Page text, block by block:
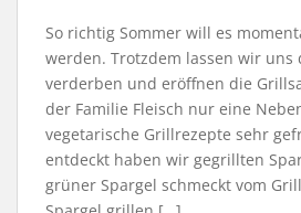
So richtig Sommer will es
werden. Trotzdem lassen wir uns
verderben und eröffnen die
der Familie Fleisch nur eine
vegetarische Grillrezepte sehr
entdeckt haben wir gegrillten
grüner Spargel schmeckt vom